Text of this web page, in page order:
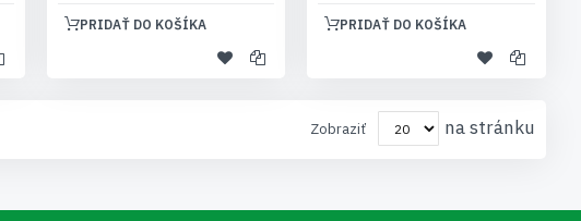
PRIDAŤ DO KOŠÍKA PRIDAŤ DO KOŠÍKA
Zobraziť na stránku